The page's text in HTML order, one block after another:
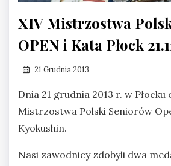
XIV Mistrzostwa
OPEN i Kata Płock
21 Grudnia 2013
Dnia 21 grudnia 2013 r. w Płocku
Mistrzostwa Polski Seniorów
Kyokushin.
Nasi zawodnicy zdobyli dwa